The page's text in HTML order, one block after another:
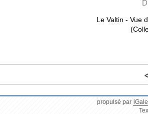
Le Valtin - Vue
propulsé par